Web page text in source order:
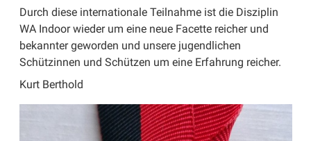
Durch diese internationale Teilnahme ist die Disziplin
WA Indoor wieder um eine neue Facette reicher und
bekannter geworden und unsere jugendlichen
Schützinnen und Schützen um eine Erfahrung reicher.
Kurt Berthold